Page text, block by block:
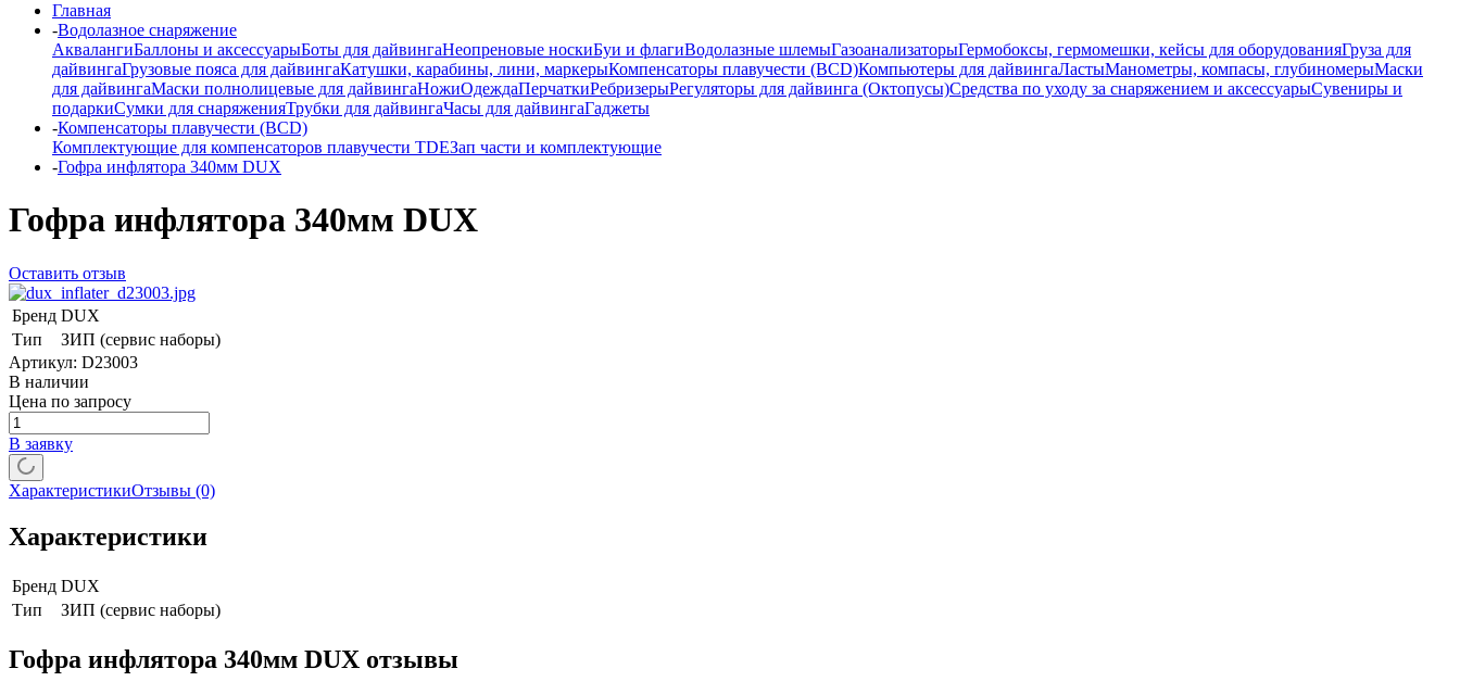
Главная
-Водолазное снаряжение
АквалангиБаллоны и аксессуарыБоты для дайвингаНеопреновые носкиБуи и флагиВодолазные шлемыГазоанализаторыГермобоксы, гермомешки, кейсы для оборудованияГруза для
дайвингаГрузовые пояса для дайвингаКатушки, карабины, лини, маркерыКомпенсаторы плавучести (BCD)Компьютеры для дайвингаЛастыМанометры, компасы, глубиномерыМаски
для дайвингаМаски полнолицевые для дайвингаНожиОдеждаПерчаткиРебризерыРегуляторы для дайвинга (Октопусы)Средства по уходу за снаряжением и аксессуарыСувениры и
подаркиСумки для снаряженияТрубки для дайвингаЧасы для дайвингаГаджеты
-Компенсаторы плавучести (BCD)
Комплектующие для компенсаторов плавучести TDEЗап части и комплектующие
-Гофра инфлятора 340мм DUX
Гофра инфлятора 340мм DUX
Оставить отзыв
Бренд DUX
Тип
ЗИП (сервис наборы)
Артикул: D23003
В наличии
Цена по запросу
В заявку
ХарактеристикиОтзывы (0)
Характеристики
Бренд DUX
Тип
ЗИП (сервис наборы)
Гофра инфлятора 340мм DUX отзывы